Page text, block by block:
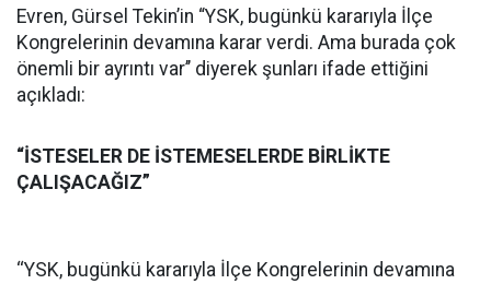
Evren, Gürsel Tekin’in “YSK, bugünkü kararıyla İlçe
Kongrelerinin devamına karar verdi. Ama burada çok
önemli bir ayrıntı var’’ diyerek şunları ifade ettiğini
açıkladı:
“İSTESELER DE İSTEMESELERDE BİRLİKTE
ÇALIŞACAĞIZ”
‘‘YSK, bugünkü kararıyla İlçe Kongrelerinin devamına